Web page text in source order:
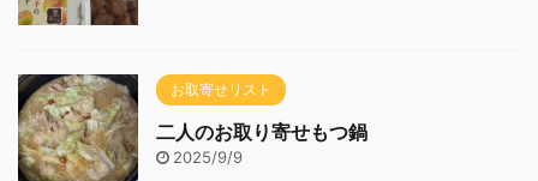
お取寄せリスト
二人のお取り寄せもつ鍋
2025/9/9